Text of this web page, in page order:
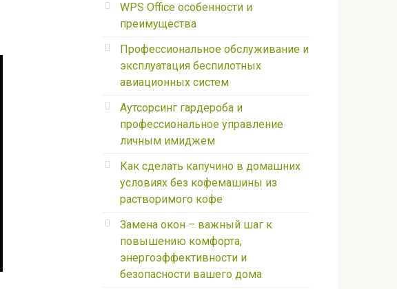
WPS Office особенности и
преимущества
Профессиональное обслуживание и
эксплуатация беспилотных
авиационных систем
Аутсорсинг гардероба и
профессиональное управление
личным имиджем
Как сделать капучино в домашних
условиях без кофемашины из
растворимого кофе
Замена окон – важный шаг к
повышению комфорта,
энергоэффективности и
безопасности вашего дома